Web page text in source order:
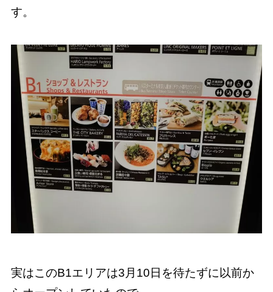
す。
実はこのB1エリアは3月10日を待たずに以前か